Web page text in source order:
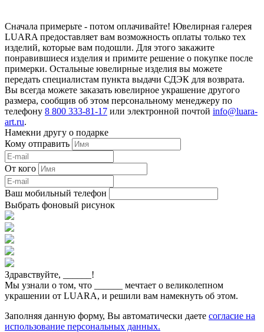
Сначала примерьте - потом оплачивайте! Ювелирная галерея
LUARA предоставляет вам возможность оплаты только тех
изделий, которые вам подошли. Для этого закажите
понравившиеся изделия и примите решение о покупке после
примерки. Остальные ювелирные изделия вы можете
передать специалистам пункта выдачи СДЭК для возврата.
Вы всегда можете заказать ювелирное украшение другого
размера, сообщив об этом персональному менеджеру по
телефону 8 800 333-81-17 или электронной почтой info@luara-
art.ru.
Намекни другу о подарке
Кому отправить
От кого
Ваш мобильный телефон
Выбрать фоновый рисунок
Здравствуйте,
!
Мы узнали о том, что
мечтает о великолепном
украшении от LUARA, и решили вам намекнуть об этом.
Заполняя данную форму, Вы автоматически даете согласие на
использование персональных данных.